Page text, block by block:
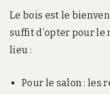
Le bois est le
suffit d’opter pour le
lieu :
Pour le salon : les